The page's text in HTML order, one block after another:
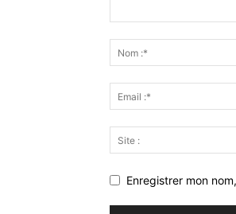
Enregistrer mon